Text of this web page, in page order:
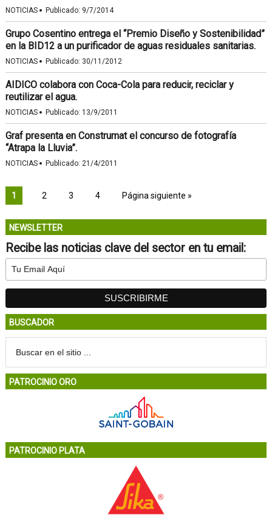
NOTICIAS · Publicado: 9/7/2014
Grupo Cosentino entrega el “Premio Diseño y Sostenibilidad”
en la BID12 a un purificador de aguas residuales sanitarias.
NOTICIAS · Publicado: 30/11/2012
AIDICO colabora con Coca-Cola para reducir, reciclar y
reutilizar el agua.
NOTICIAS · Publicado: 13/9/2011
Graf presenta en Construmat el concurso de fotografía
“Atrapa la Lluvia”.
NOTICIAS · Publicado: 21/4/2011
1 2 3 4 Página siguiente »
NEWSLETTER
Recibe las noticias clave del sector en tu email:
BUSCADOR
PATROCINIO ORO
PATROCINIO PLATA